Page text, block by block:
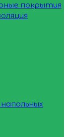
покрытия